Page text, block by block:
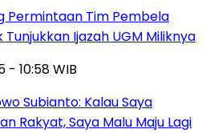
Permintaan Tim Pembela
Ijazah UGM Miliknya
- 10:58 WIB
Subianto: Kalau Saya
Rakyat, Saya Malu Maju Lagi